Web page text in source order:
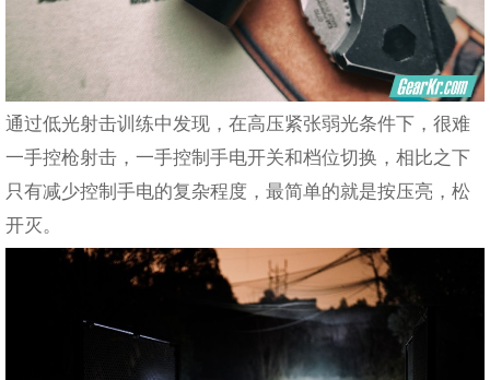
通过低光射击训练中发现，在高压紧张弱光条件下，很难
一手控枪射击，一手控制手电开关和档位切换，相比之下
只有减少控制手电的复杂程度，最简单的就是按压亮，松
开灭。